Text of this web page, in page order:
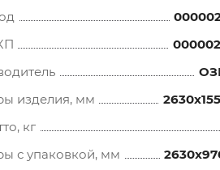
изделия, мм
кг
с упаковкой, мм